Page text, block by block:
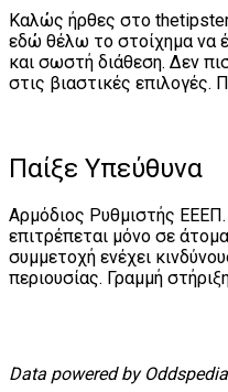
Καλώς ήρθες στο
εδώ θέλω το στοίχημα να
και σωστή διάθεση. Δεν
στις βιαστικές επιλογές.
Παίξε Υπεύθυνα
Αρμόδιος Ρυθμιστής
επιτρέπεται μόνο σε
συμμετοχή ενέχει
περιουσίας. Γραμμή
Data powered by Oddspedia